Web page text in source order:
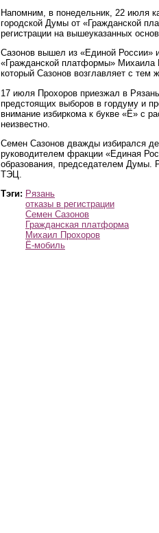
Напомним, в понедельник, 22 июля
городской Думы от «Гражданской
регистрации на вышеуказанных
Сазонов вышел из «Единой России»
«Гражданской платформы» Михаила
который Сазонов возглавляет с тем
17 июля Прохоров приезжал в
предстоящих выборов в гордуму и
внимание избиркома к букве «Ё» с
неизвестно.
Семен Сазонов дважды избирался
руководителем фракции «Единая
образования, председателем Думы.
ТЭЦ.
Тэги: Рязань
отказы в регистрации
Семен Сазонов
Гражданская платформа
Михаил Прохоров
Ё-мобиль